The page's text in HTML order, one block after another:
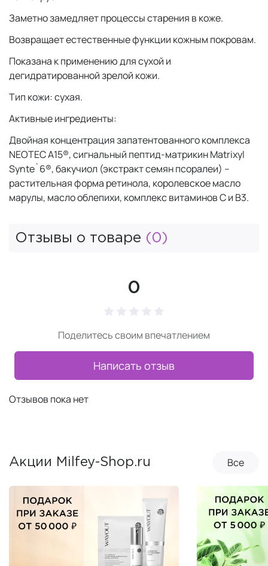
Заметно замедляет процессы старения в коже.
Возвращает естественные функции кожным покровам.
Показана к применению для сухой и
дегидратированной зрелой кожи.
Тип кожи: сухая.
Активные ингредиенты:
Двойная концентрация запатентованного комплекса
NEOTEC A15®, сигнальный пептид-матрикин Matrixyl
Synte`6®, бакучиол (экстракт семян псоралеи) –
растительная форма ретинола, королевское масло
марулы, масло облепихи, комплекс витаминов С и В3.
Отзывы о товаре (0)
0
Поделитесь своим впечатлением
Написать отзыв
Отзывов пока нет
Акции Milfey-Shop.ru Все